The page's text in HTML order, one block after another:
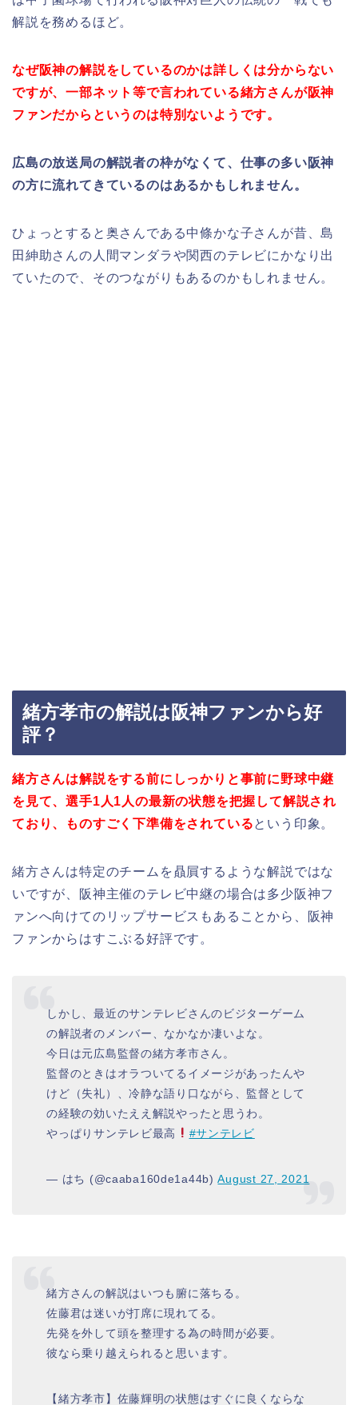
解説を務めるほど。
なぜ阪神の解説をしているのかは詳しくは分からない
ですが、一部ネット等で言われている緒方さんが阪神
ファンだからというのは特別ないようです。
広島の放送局の解説者の枠がなくて、仕事の多い阪神
の方に流れてきているのはあるかもしれません。
ひょっとすると奥さんである中條かな子さんが昔、島
田紳助さんの人間マンダラや関西のテレビにかなり出
ていたので、そのつながりもあるのかもしれません。
緒方孝市の解説は阪神ファンから好
評？
緒方さんは解説をする前にしっかりと事前に野球中継
を見て、選手1人1人の最新の状態を把握して解説され
ており、ものすごく下準備をされているという印象。
緒方さんは特定のチームを贔屓するような解説ではな
いですが、阪神主催のテレビ中継の場合は多少阪神フ
ァンへ向けてのリップサービスもあることから、阪神
ファンからはすこぶる好評です。
しかし、最近のサンテレビさんのビジターゲーム
の解説者のメンバー、なかなか凄いよな。
今日は元広島監督の緒方孝市さん。
監督のときはオラついてるイメージがあったんや
けど（失礼）、冷静な語り口ながら、監督として
の経験の効いたええ解説やったと思うわ。
やっぱりサンテレビ最高
#サンテレビ
— はち (@caaba160de1a44b)August 27, 2021
緒方さんの解説はいつも腑に落ちる。
佐藤君は迷いが打席に現れてる。
先発を外して頭を整理する為の時間が必要。
彼なら乗り越えられると思います。
【緒方孝市】佐藤輝明の状態はすぐに良くならな